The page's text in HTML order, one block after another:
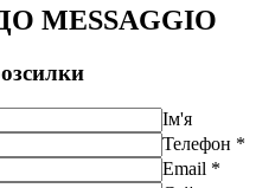
MESSAGGIO
Ім'я
Телефон *
Email *